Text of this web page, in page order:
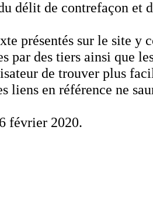
février 2020.